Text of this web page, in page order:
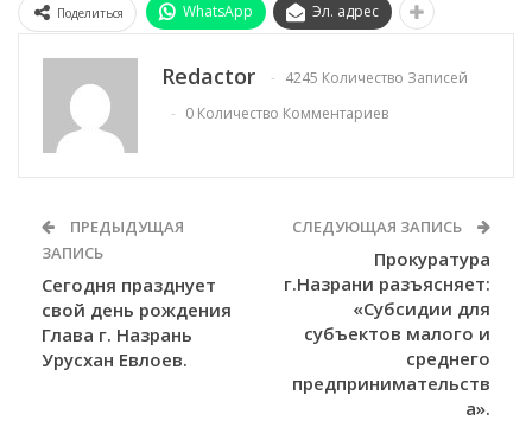
Поделиться WhatsApp Эл. адрес
Redactor
4245 Количество Записей
0 Количество Комментариев
ПРЕДЫДУЩАЯ
ЗАПИСЬ
Сегодня празднует
свой день рождения
Глава г. Назрань
Урусхан Евлоев.
СЛЕДУЮЩАЯ ЗАПИСЬ
Прокуратура
г.Назрани разъясняет:
«Субсидии для
субъектов малого и
среднего
предпринимательств
а».